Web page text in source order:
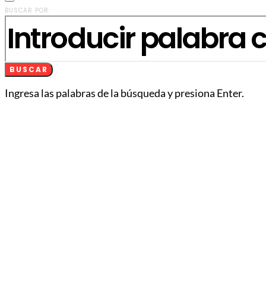
BUSCAR POR:
BUSCAR
Ingresa las palabras de la búsqueda y presiona Enter.